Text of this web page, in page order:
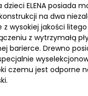
ELENA posiada
na dwa
z wysokiej jakości
z wytrzymałą
barierce. Drewno
czemu jest odporne